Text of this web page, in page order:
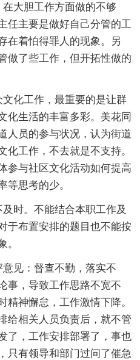
大胆工作方面做的不够
任主要是做好自己分管的工
在着怕得罪人的现象。另
做了些工作，但开拓性做的
化工作，最重要的是让群
化生活的丰富多彩。美花同
人员的参与状况，认为街道
化工作，不去就是不支持。
参与社区文化活动如何提高
等思考的少。
时。不能结合本职工作及
于布置安排的题目也不能按
。
见：督查不勤，落实不
事，导致工作思路不宽不
精神懈怠，工作激情下降。
给相关人员负责后，就不管
了，工作安排部署了，事也
只有领导和部门过问了催急